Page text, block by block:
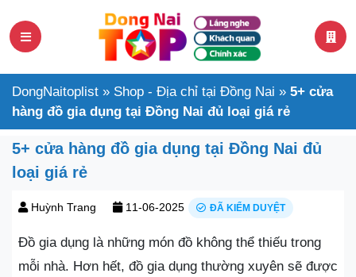
DongNaitoplist » Shop - Địa chỉ tại Đồng Nai » 5+ cửa
hàng đồ gia dụng tại Đồng Nai đủ loại giá rẻ
5+ cửa hàng đồ gia dụng tại Đồng Nai đủ
loại giá rẻ
Huỳnh Trang 11-06-2025 ĐÃ KIỂM DUYỆT
Đồ gia dụng là những món đồ không thể thiếu trong
mỗi nhà. Hơn hết, đồ gia dụng thường xuyên sẽ được